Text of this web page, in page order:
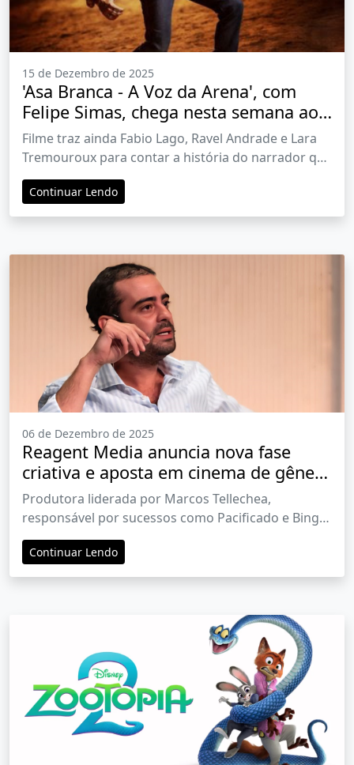
15 de Dezembro de 2025
'Asa Branca - A Voz da Arena', com
Felipe Simas, chega nesta semana aos
cinemas
Filme traz ainda Fabio Lago, Ravel Andrade e Lara
Tremouroux para contar a história do narrador que
revolucionou os rodeios
Continuar Lendo
06 de Dezembro de 2025
Reagent Media anuncia nova fase
criativa e aposta em cinema de gênero
e novos talentos com lançamentos
para 2026
Produtora liderada por Marcos Tellechea,
responsável por sucessos como Pacificado e Bingo:
O Rei das Manhãs, prepara a estreia de "Amor,
Doce e Confusão" e do premiado "Swimming
Home" no Brasil.
Continuar Lendo